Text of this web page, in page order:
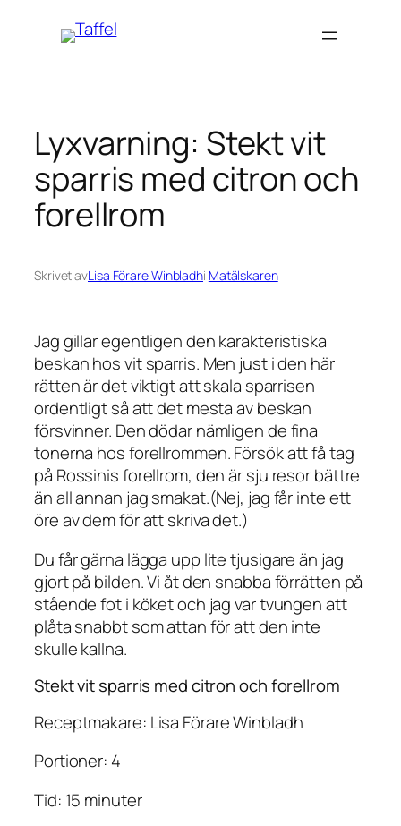
Lyxvarning: Stekt vit
sparris med citron och
forellrom
Skrivet avLisa Förare Winbladhi Matälskaren
Jag gillar egentligen den karakteristiska
beskan hos vit sparris. Men just i den här
rätten är det viktigt att skala sparrisen
ordentligt så att det mesta av beskan
försvinner. Den dödar nämligen de fina
tonerna hos forellrommen. Försök att få tag
på Rossinis forellrom, den är sju resor bättre
än all annan jag smakat.(Nej, jag får inte ett
öre av dem för att skriva det.)
Du får gärna lägga upp lite tjusigare än jag
gjort på bilden. Vi åt den snabba förrätten på
stående fot i köket och jag var tvungen att
plåta snabbt som attan för att den inte
skulle kallna.
Stekt vit sparris med citron och forellrom
Receptmakare: Lisa Förare Winbladh
Portioner: 4
Tid: 15 minuter